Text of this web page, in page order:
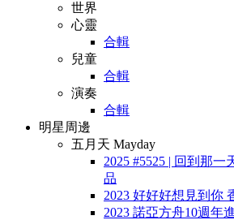
世界
心靈
合輯
兒童
合輯
演奏
合輯
明星周邊
五月天 Mayday
2025 #5525 | 回到那
品
2023 好好好想見到你
2023 諾亞方舟10週年